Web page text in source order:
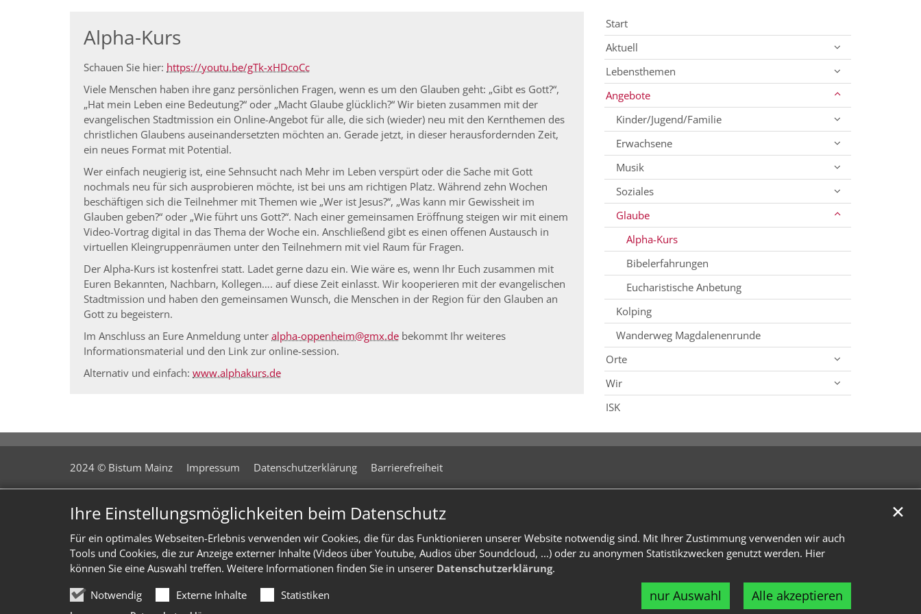
Ihre Einstellungsmöglichkeiten beim Datenschutz
Für ein optimales Webseiten-Erlebnis verwenden wir Cookies, die für das Funktionieren unserer Website notwendig sind. Mit Ihrer Zustimmung verwenden wir auch
Tools und Cookies, die zur Anzeige externer Inhalte (Videos über Youtube, Audios über Soundcloud, ...) oder zu anonymen Statistikzwecken genutzt werden. Hier
können Sie eine Auswahl treffen. Weitere Informationen finden Sie in unserer Datenschutzerklärung.
Notwendig
Externe Inhalte Statistiken nur Auswahl Alle akzeptieren
✕
Alpha-Kurs
Schauen Sie hier: https://youtu.be/gTk-xHDcoCc
Viele Menschen haben ihre ganz persönlichen Fragen, wenn es um den Glauben geht: „Gibt es Gott?“,
„Hat mein Leben eine Bedeutung?“ oder „Macht Glaube glücklich?“ Wir bieten zusammen mit der
evangelischen Stadtmission ein Online-Angebot für alle, die sich (wieder) neu mit den Kernthemen des
christlichen Glaubens auseinandersetzten möchten an. Gerade jetzt, in dieser herausfordernden Zeit,
ein neues Format mit Potential.
Wer einfach neugierig ist, eine Sehnsucht nach Mehr im Leben verspürt oder die Sache mit Gott
nochmals neu für sich ausprobieren möchte, ist bei uns am richtigen Platz. Während zehn Wochen
beschäftigen sich die Teilnehmer mit Themen wie „Wer ist Jesus?“, „Was kann mir Gewissheit im
Glauben geben?“ oder „Wie führt uns Gott?“. Nach einer gemeinsamen Eröffnung steigen wir mit einem
Video-Vortrag digital in das Thema der Woche ein. Anschließend gibt es einen offenen Austausch in
virtuellen Kleingruppenräumen unter den Teilnehmern mit viel Raum für Fragen.
Der Alpha-Kurs ist kostenfrei statt. Ladet gerne dazu ein. Wie wäre es, wenn Ihr Euch zusammen mit
Euren Bekannten, Nachbarn, Kollegen…. auf diese Zeit einlasst. Wir kooperieren mit der evangelischen
Stadtmission und haben den gemeinsamen Wunsch, die Menschen in der Region für den Glauben an
Gott zu begeistern.
Im Anschluss an Eure Anmeldung unter alpha-oppenheim@gmx.de bekommt Ihr weiteres
Informationsmaterial und den Link zur online-session.
Alternativ und einfach: www.alphakurs.de
Start
Aktuell
Lebensthemen
Angebote
Kinder/Jugend/Familie
Erwachsene
Musik
Soziales
Glaube
Alpha-Kurs
Bibelerfahrungen
Eucharistische Anbetung
Kolping
Wanderweg Magdalenenrunde
Orte
Wir
ISK
2024 © Bistum Mainz Impressum Datenschutzerklärung Barrierefreiheit